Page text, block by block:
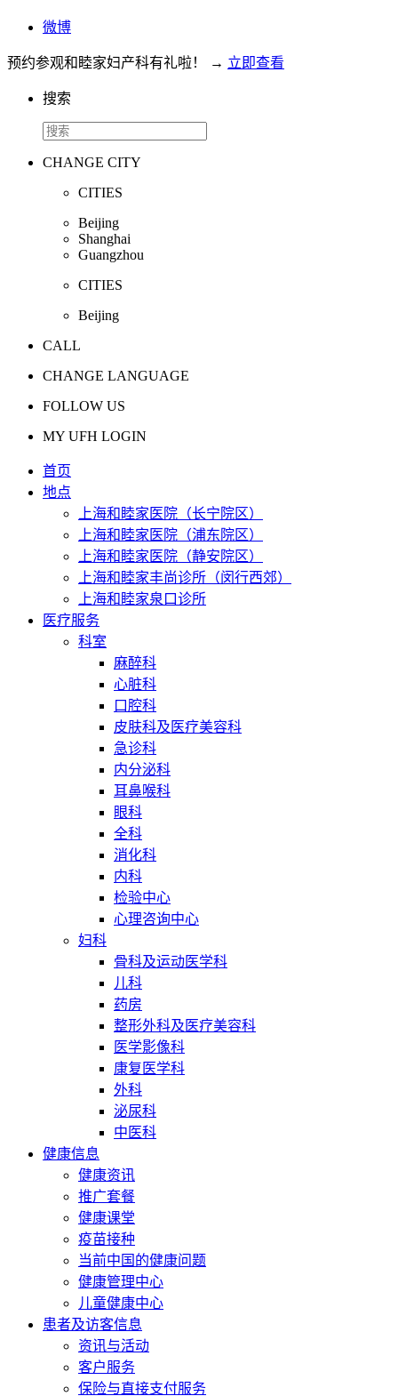
微博
预约参观和睦家妇产科有礼啦！ → 立即查看
搜索
CHANGE CITY
CITIES
Beijing
Shanghai
Guangzhou
CITIES
Beijing
CALL
CHANGE LANGUAGE
FOLLOW US
MY UFH LOGIN
首页
地点
上海和睦家医院（长宁院区）
上海和睦家医院（浦东院区）
上海和睦家医院（静安院区）
上海和睦家丰尚诊所（闵行西郊）
上海和睦家泉口诊所
医疗服务
科室
麻醉科
心脏科
口腔科
皮肤科及医疗美容科
急诊科
内分泌科
耳鼻喉科
眼科
全科
消化科
内科
检验中心
心理咨询中心
妇科
骨科及运动医学科
儿科
药房
整形外科及医疗美容科
医学影像科
康复医学科
外科
泌尿科
中医科
健康信息
健康资讯
推广套餐
健康课堂
疫苗接种
当前中国的健康问题
健康管理中心
儿童健康中心
患者及访客信息
资讯与活动
客户服务
保险与直接支付服务